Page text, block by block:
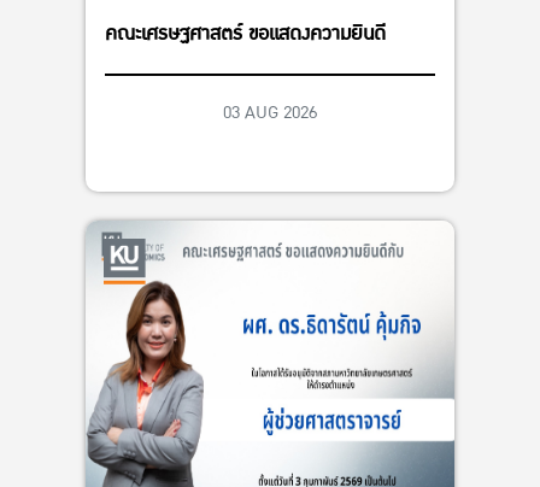
คณะเศรษฐศาสตร์ ขอแสดงความยินดี
03 AUG 2026